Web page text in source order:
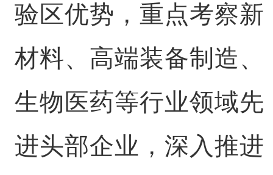
验区优势，重点考察新
材料、高端装备制造、
生物医药等行业领域先
进头部企业，深入推进